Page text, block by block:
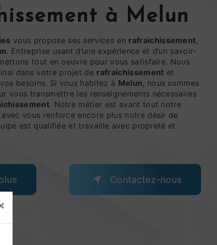
à Melun
vous propose ses services en rafraichissement,
. Entreprise usant d’une expérience et d’un savoir-
tout en oeuvre pour vous satisfaire. Nous
dans votre projet de rafraichissement et
besoins. Si vous habitez à Melun, nous sommes
vous transmettre les renseignements nécessaires
. Notre métier est avant tout notre
vous renforce encore plus notre désir de
est qualifiée et travaille avec propreté et
Contactez-nous